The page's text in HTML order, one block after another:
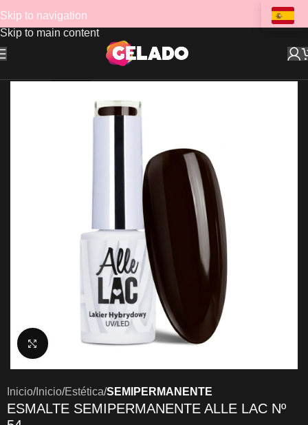
Skip to navigation
Skip to main content
Clic para ampliar
Inicio Inicio Estética SEMIPERMANENTE
ESMALTE SEMIPERMANENTE ALLE LAC Nº